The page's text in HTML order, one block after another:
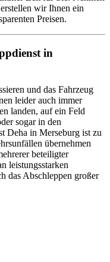
wir Ihnen ein
Preisen.
in
und das Fahrzeug
leider auch immer
landen, auf ein Feld
sogar in den
Deha in Merseburg ist zu
übernehmen
beteiligter
leistungsstarken
das Abschleppen großer